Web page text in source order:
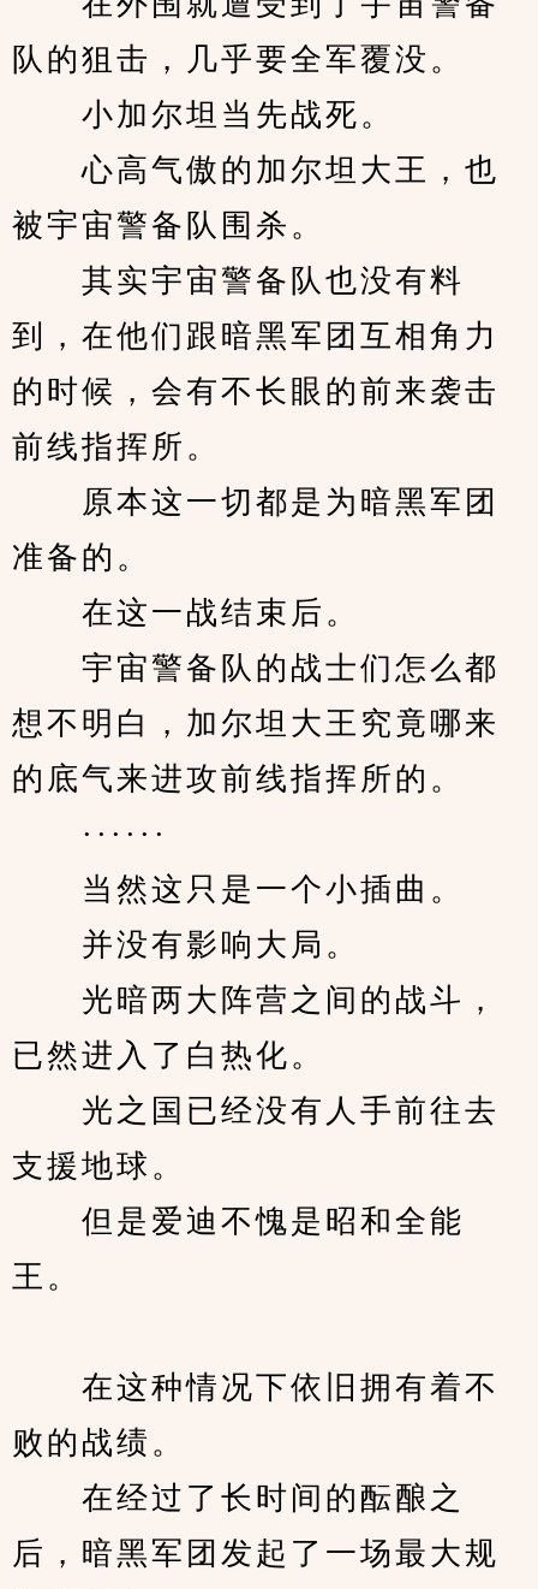
队的狙击，几乎要全军覆没。
小加尔坦当先战死。
心高气傲的加尔坦大王，也
被宇宙警备队围杀。
其实宇宙警备队也没有料
到，在他们跟暗黑军团互相角力
的时候，会有不长眼的前来袭击
前线指挥所。
原本这一切都是为暗黑军团
准备的。
在这一战结束后。
宇宙警备队的战士们怎么都
想不明白，加尔坦大王究竟哪来
的底气来进攻前线指挥所的。
······
当然这只是一个小插曲。
并没有影响大局。
光暗两大阵营之间的战斗，
已然进入了白热化。
光之国已经没有人手前往去
支援地球。
但是爱迪不愧是昭和全能
王。
在这种情况下依旧拥有着不
败的战绩。
在经过了长时间的酝酿之
后，暗黑军团发起了一场最大规